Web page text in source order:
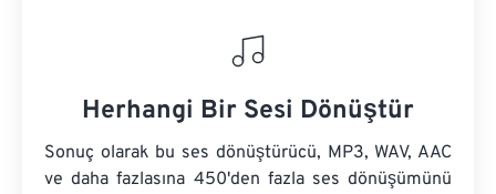
Herhangi Bir Sesi Dönüştür
Sonuç olarak bu ses dönüştürücü, MP3, WAV, AAC
ve daha fazlasına 450'den fazla ses dönüşümünü